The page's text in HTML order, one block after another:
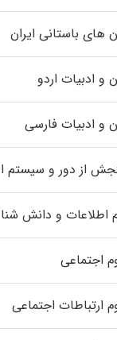
های باستانی ایران
و ادبیات اردو
و ادبیات فارسی
از دور و سیستم
اطلاعات و دانش
اجتماعی
ارتباطات اجتماعی